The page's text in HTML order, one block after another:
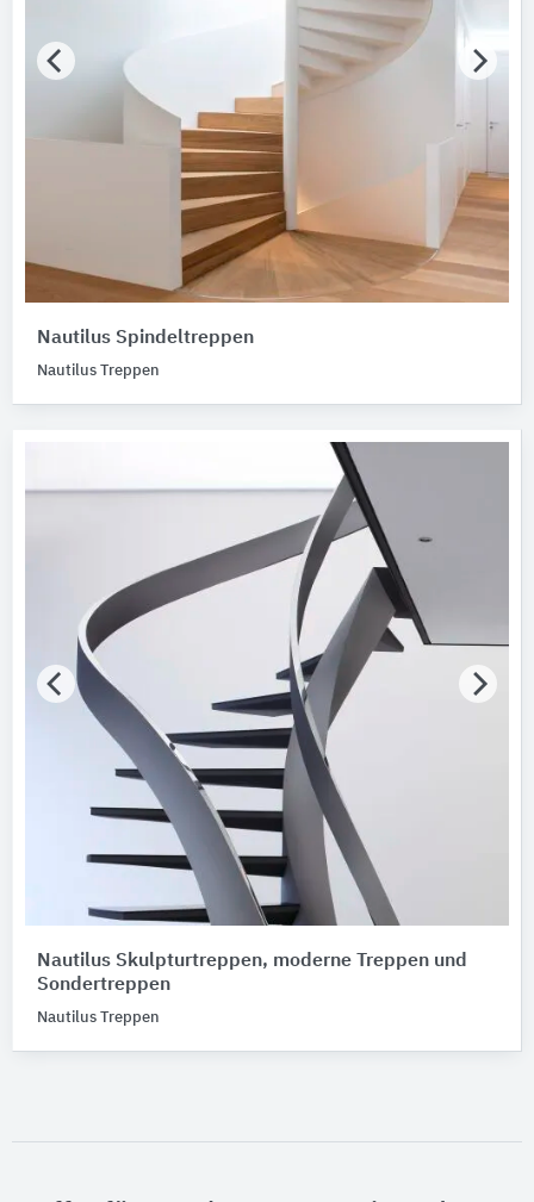
Nautilus Spindeltreppen
Nautilus Treppen
Nautilus Skulpturtreppen, moderne Treppen und
Sondertreppen
Nautilus Treppen